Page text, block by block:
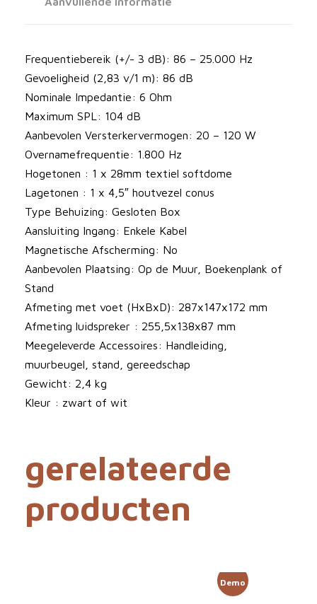
i
d
s
p
r
e
k
e
r
/
s
t
a
a
n
t
a
l
Frequentiebereik (+/- 3 dB): 86 – 25.000 Hz
Gevoeligheid (2,83 v/1 m): 86 dB
Nominale Impedantie: 6 Ohm
Maximum SPL: 104 dB
Aanbevolen Versterkervermogen: 20 – 120 W
Overnamefrequentie: 1.800 Hz
Hogetonen : 1 x 28mm textiel softdome
Lagetonen : 1 x 4,5″ houtvezel conus
Type Behuizing: Gesloten Box
Aansluiting Ingang: Enkele Kabel
Magnetische Afscherming: No
Aanbevolen Plaatsing: Op de Muur, Boekenplank of
Stand
Afmeting met voet (HxBxD): 287x147x172 mm
Afmeting luidspreker : 255,5x138x87 mm
Meegeleverde Accessoires: Handleiding,
muurbeugel, stand, gereedschap
Gewicht: 2,4 kg
Kleur : zwart of wit
gerelateerde
producten
Demo